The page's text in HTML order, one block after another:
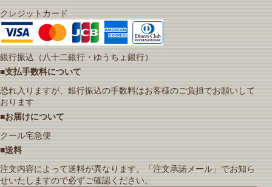
クレジットカード
銀行振込（八十二銀行・ゆうちょ銀行）
■支払手数料について
恐れ入りますが、銀行振込の手数料はお客様のご負担でお願いして
おります
■お届けについて
クール宅急便
■送料
注文内容によって送料が異なります。「注文承諾メール」でお知ら
せいたしますので必ずご確認ください。